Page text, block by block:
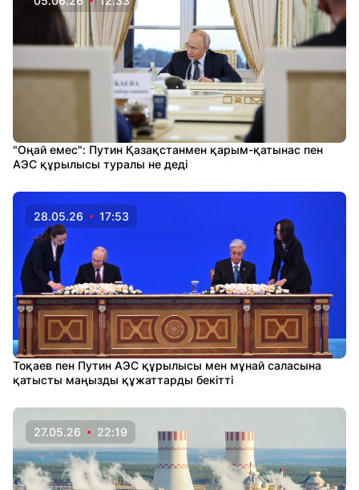
"Оңай емес": Путин Қазақстанмен қарым-қатынас пен
АЭС құрылысы туралы не деді
28.05.26 17:53
Тоқаев пен Путин АЭС құрылысы мен мұнай саласына
қатысты маңызды құжаттарды бекітті
27.05.26 22:19